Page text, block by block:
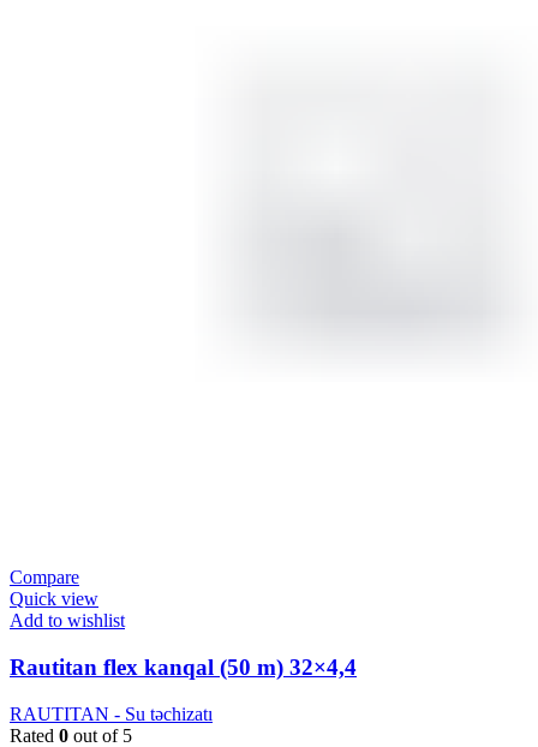
Compare
Quick view
Add to wishlist
Rautitan flex kanqal (50 m) 32×4,4
RAUTITAN - Su təchizatı
Rated 0 out of 5